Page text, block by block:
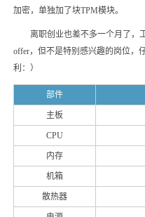
加密，单独加了块TPM模块。
离职创业也差不多一个月了，工
offer，但不是特别感兴趣的岗位，
利：）
部件
主板
CPU
内存
机箱
散热器